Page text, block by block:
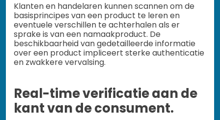
Klanten en handelaren kunnen scannen om de
basisprincipes van een product te leren en
eventuele verschillen te achterhalen als er
sprake is van een namaakproduct. De
beschikbaarheid van gedetailleerde informatie
over een product impliceert sterke authenticatie
en zwakkere vervalsing.
Real-time verificatie aan de
kant van de consument.